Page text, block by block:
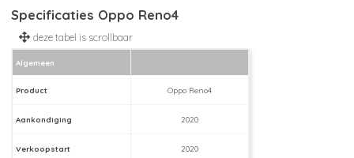
Specificaties Oppo Reno4
Algemeen
Product Oppo Reno4
Aankondiging 2020
Verkoopstart 2020